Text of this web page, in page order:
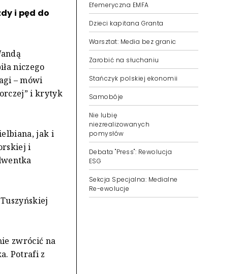
i pęd do
niczego
– mówi
i krytyk
jak i
i
zwrócić na
Potrafi z
Efemeryczna EMFA
Dzieci kapitana Granta
Warsztat: Media bez granic
Zarobić na słuchaniu
Stańczyk polskiej ekonomii
Samobóje
Nie lubię
niezrealizowanych
pomysłów
Debata "Press": Rewolucja
ESG
Sekcja Specjalna: Medialne
Re-ewolucje